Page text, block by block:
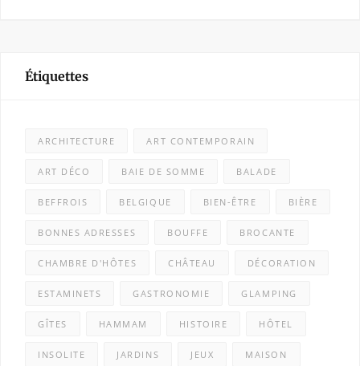
Étiquettes
ARCHITECTURE ART CONTEMPORAIN
ART DÉCO BAIE DE SOMME BALADE
BEFFROIS BELGIQUE BIEN-ÊTRE BIÈRE
BONNES ADRESSES BOUFFE BROCANTE
CHAMBRE D'HÔTES CHÂTEAU DÉCORATION
ESTAMINETS GASTRONOMIE GLAMPING
GÎTES HAMMAM HISTOIRE HÔTEL
INSOLITE JARDINS JEUX MAISON